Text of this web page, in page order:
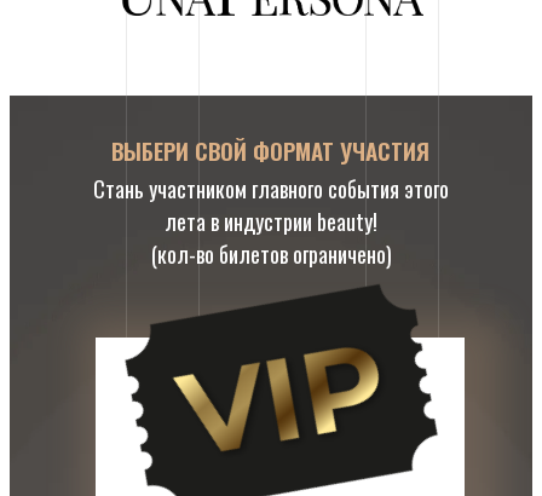
ВЫБЕРИ СВОЙ ФОРМАТ УЧАСТИЯ
Стань участником главного события этого
лета в индустрии beauty!
(кол-во билетов ограничено)